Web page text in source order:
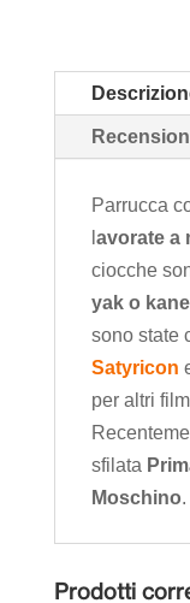
Parrucca
avorate a
ciocche
yak o
sono state
Satyricon
per altri
sfilata
Moschino.
Prodotti